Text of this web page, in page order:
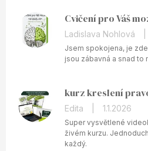
5
hvězdiček.
Hodnocení
produktu
je
5
hvězdiček.
Ladislava Nohlová
Jsem spokojena, je
jsou zábavná a snad to
Hodnocení
produktu
je
5
Edita 1.1.2026
Super vysvětlené
živém kurzu.
každý.